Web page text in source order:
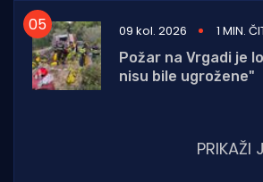
09 kol. 2026
1 MIN.
Požar na Vrgadi je
nisu bile ugrožene"
PRIKAŽI